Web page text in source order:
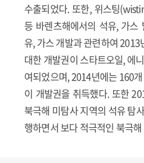
수출되었다. 또한, 위스팅
등 바렌츠해에서의 석유, 가스
유, 가스 개발과 관련하여
대한 개발권이 스타트오일, 에
여되었으며, 2014년에는 160
이 개발권을 취득했다. 또한
북극해 미탐사 지역의 석유 탐
행하면서 보다 적극적인 북극